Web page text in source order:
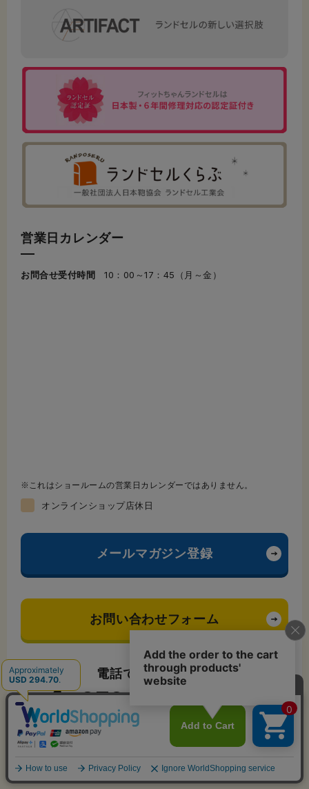
営業日カレンダー
お問合せ受付時間 10：00～17：45（月～金）
これはショールームの営業日カレンダーではありません。
オンラインショップ店休日
メールマガジン登録
お問い合わせフォーム
電話でお問い合わせ
076-441-4566
受付時間 （隔週土曜・日曜・祝日を除く）
10：00～17：45